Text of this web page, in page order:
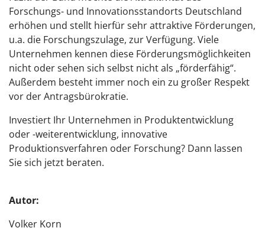
Forschungs- und Innovationsstandorts Deutschland
erhöhen und stellt hierfür sehr attraktive Förderungen,
u.a. die Forschungszulage, zur Verfügung. Viele
Unternehmen kennen diese Förderungsmöglichkeiten
nicht oder sehen sich selbst nicht als „förderfähig“.
Außerdem besteht immer noch ein zu großer Respekt
vor der Antragsbürokratie.
Investiert Ihr Unternehmen in Produktentwicklung
oder -weiterentwicklung, innovative
Produktionsverfahren oder Forschung? Dann lassen
Sie sich jetzt beraten.
Autor:
Volker Korn